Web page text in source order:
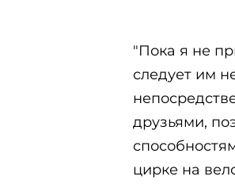
"Пока я не
следует им
друзьями,
цирке на